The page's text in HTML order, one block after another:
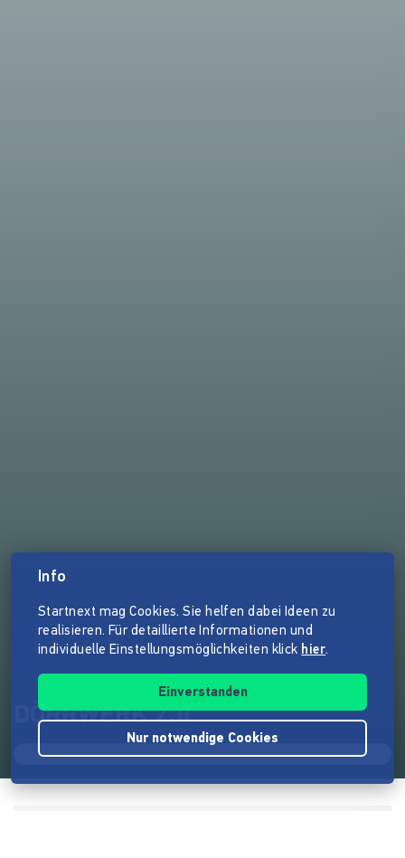
DÖRRWERK 2.0
Info
Startnext mag Cookies. Sie helfen dabei Ideen zu
realisieren. Für detaillierte Informationen und
individuelle Einstellungsmöglichkeiten klick hier.
Einverstanden
Nur notwendige Cookies